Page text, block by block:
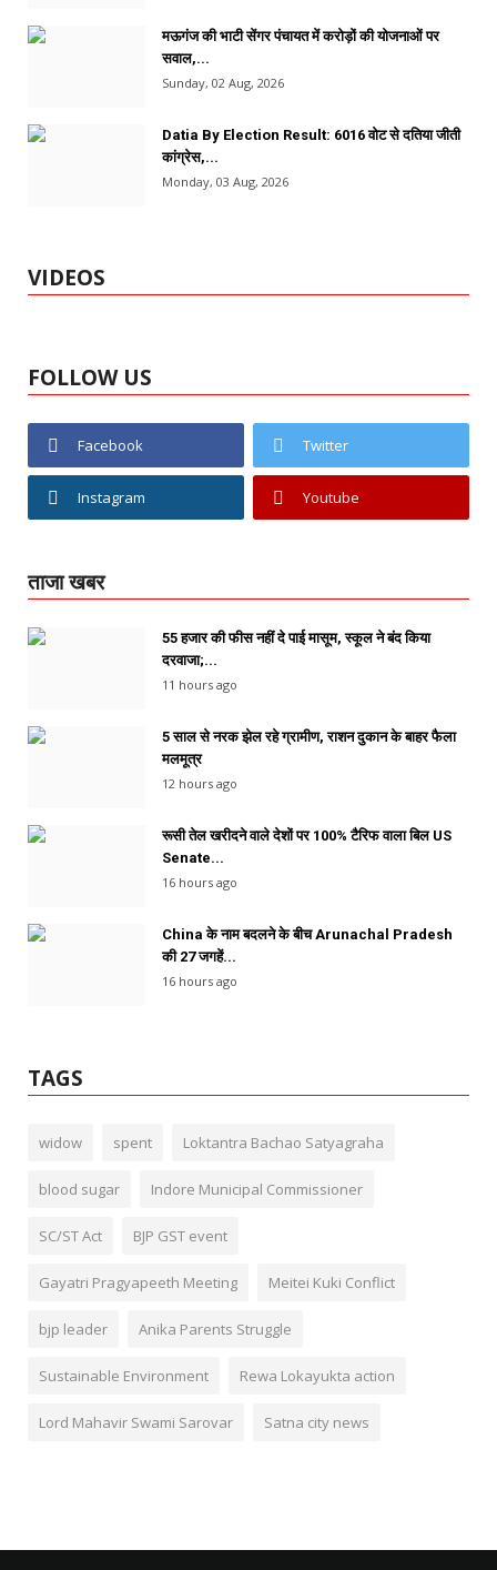
मऊगंज की भाटी सेंगर पंचायत में करोड़ों की योजनाओं पर
सवाल,...
Sunday, 02 Aug, 2026
Datia By Election Result: 6016 वोट से दतिया जीती
कांग्रेस,...
Monday, 03 Aug, 2026
VIDEOS
FOLLOW US
Facebook Twitter
Instagram Youtube
ताजा खबर
55 हजार की फीस नहीं दे पाई मासूम, स्कूल ने बंद किया
दरवाजा;...
11 hours ago
5 साल से नरक झेल रहे ग्रामीण, राशन दुकान के बाहर फैला
मलमूत्र
12 hours ago
रूसी तेल खरीदने वाले देशों पर 100% टैरिफ वाला बिल US
Senate...
16 hours ago
China के नाम बदलने के बीच Arunachal Pradesh
की 27 जगहें...
16 hours ago
TAGS
widow spent Loktantra Bachao Satyagraha
blood sugar Indore Municipal Commissioner
SC/ST Act BJP GST event
Gayatri Pragyapeeth Meeting Meitei Kuki Conflict
bjp leader Anika Parents Struggle
Sustainable Environment Rewa Lokayukta action
Lord Mahavir Swami Sarovar Satna city news